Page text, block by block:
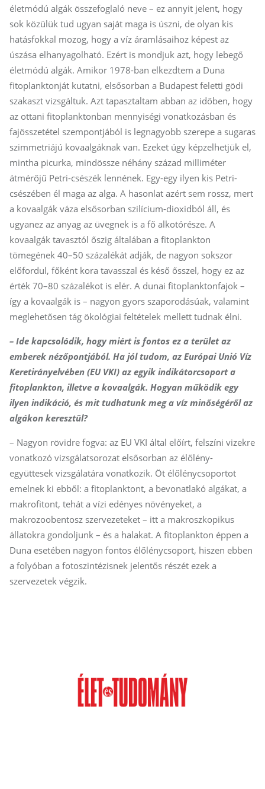
életmódú algák összefoglaló neve – ez annyit jelent, hogy
sok közülük tud ugyan saját maga is úszni, de olyan kis
hatásfokkal mozog, hogy a víz áramlásaihoz képest az
úszása elhanyagolható. Ezért is mondjuk azt, hogy lebegő
életmódú algák. Amikor 1978-ban elkezdtem a Duna
fitoplanktonját kutatni, elsősorban a Budapest feletti gödi
szakaszt vizsgáltuk. Azt tapasztaltam abban az időben, hogy
az ottani fitoplanktonban mennyiségi vonatkozásban és
fajösszetétel szempontjából is legnagyobb szerepe a sugaras
szimmetriájú kovaalgáknak van. Ezeket úgy képzelhetjük el,
mintha picurka, mindössze néhány század milliméter
átmérőjű Petri-csészék lennének. Egy-egy ilyen kis Petri-
csészében él maga az alga. A hasonlat azért sem rossz, mert
a kovaalgák váza elsősorban szilícium-dioxidból áll, és
ugyanez az anyag az üvegnek is a fő alkotórésze. A
kovaalgák tavasztól őszig általában a fitoplankton
tömegének 40–50 százalékát adják, de nagyon sokszor
előfordul, főként kora tavasszal és késő ősszel, hogy ez az
érték 70–80 százalékot is elér. A dunai fitoplanktonfajok –
így a kovaalgák is – nagyon gyors szaporodásúak, valamint
meglehetősen tág ökológiai feltételek mellett tudnak élni.
– Ide kapcsolódik, hogy miért is fontos ez a terület az
emberek nézőpontjából. Ha jól tudom, az Európai Unió Víz
Keretirányelvében (EU VKI) az egyik indikátorcsoport a
fitoplankton, illetve a kovaalgák. Hogyan működik egy
ilyen indikáció, és mit tudhatunk meg a víz minőségéről az
algákon keresztül?
– Nagyon rövidre fogva: az EU VKI által előírt, felszíni vizekre
vonatkozó vizsgálatsorozat elsősorban az élőlény-
együttesek vizsgálatára vonatkozik. Öt élőlénycsoportot
emelnek ki ebből: a fitoplanktont, a bevonatlakó algákat, a
makrofitont, tehát a vízi edényes növényeket, a
makrozoobentosz szervezeteket – itt a makroszkopikus
állatokra gondoljunk – és a halakat. A fitoplankton éppen a
Duna esetében nagyon fontos élőlénycsoport, hiszen ebben
a folyóban a fotoszintézisnek jelentős részét ezek a
szervezetek végzik.